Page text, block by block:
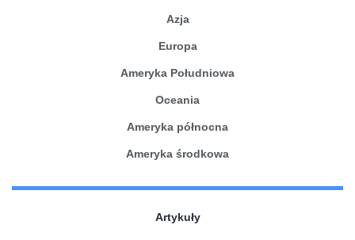
Azja
Europa
Ameryka Południowa
Oceania
Ameryka północna
Ameryka środkowa
Artykuły